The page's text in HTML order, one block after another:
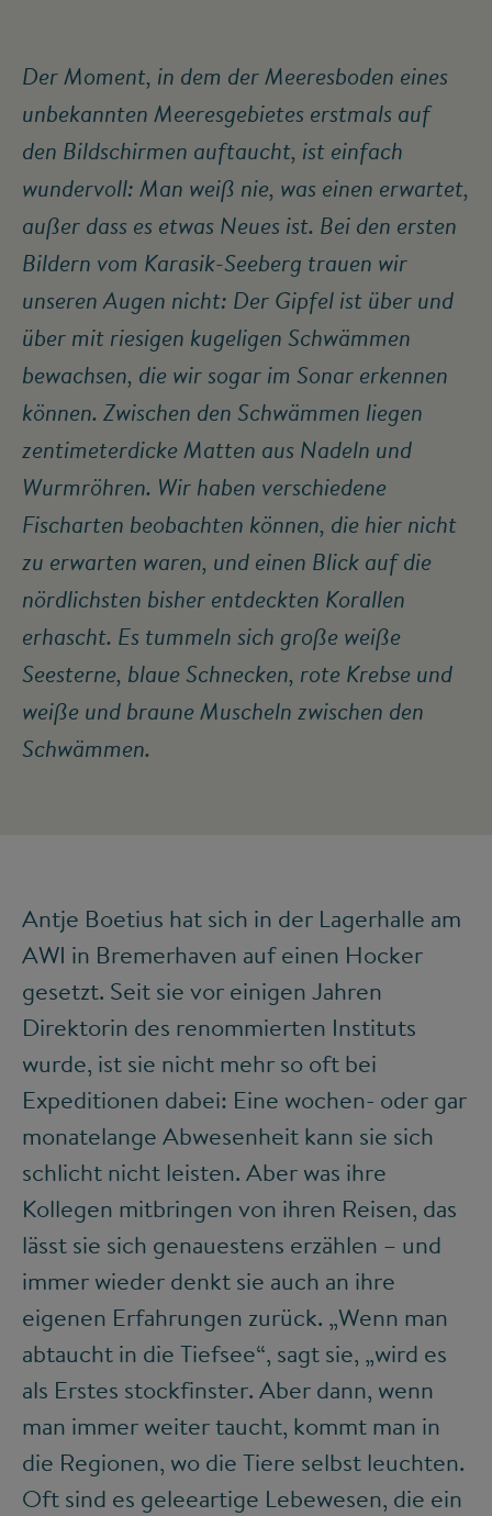
Der Moment, in dem der Meeresboden eines
unbekannten Meeresgebietes erstmals auf
den Bildschirmen auftaucht, ist einfach
wundervoll: Man weiß nie, was einen erwartet,
außer dass es etwas Neues ist. Bei den ersten
Bildern vom Karasik-Seeberg trauen wir
unseren Augen nicht: Der Gipfel ist über und
über mit riesigen kugeligen Schwämmen
bewachsen, die wir sogar im Sonar erkennen
können. Zwischen den Schwämmen liegen
zentimeterdicke Matten aus Nadeln und
Wurmröhren. Wir haben verschiedene
Fischarten beobachten können, die hier nicht
zu erwarten waren, und einen Blick auf die
nördlichsten bisher entdeckten Korallen
erhascht. Es tummeln sich große weiße
Seesterne, blaue Schnecken, rote Krebse und
weiße und braune Muscheln zwischen den
Schwämmen.
Antje Boetius hat sich in der Lagerhalle am
AWI in Bremerhaven auf einen Hocker
gesetzt. Seit sie vor einigen Jahren
Direktorin des renommierten Instituts
wurde, ist sie nicht mehr so oft bei
Expeditionen dabei: Eine wochen- oder gar
monatelange Abwesenheit kann sie sich
schlicht nicht leisten. Aber was ihre
Kollegen mitbringen von ihren Reisen, das
lässt sie sich genauestens erzählen – und
immer wieder denkt sie auch an ihre
eigenen Erfahrungen zurück. „Wenn man
abtaucht in die Tiefsee“, sagt sie, „wird es
als Erstes stockfinster. Aber dann, wenn
man immer weiter taucht, kommt man in
die Regionen, wo die Tiere selbst leuchten.
Oft sind es geleeartige Lebewesen, die ein